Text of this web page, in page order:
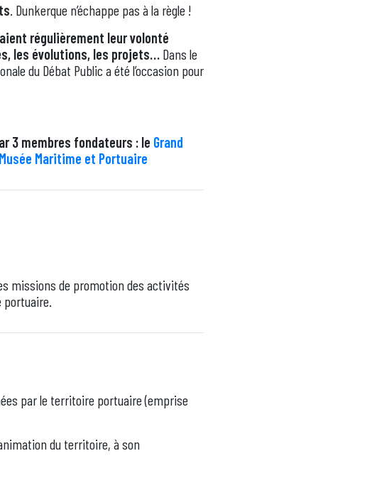
. Dunkerque n’échappe pas à la règle !
régulièrement leur volonté
les évolutions, les projets… Dans le
du Débat Public a été l’occasion pour
3 membres fondateurs : le Grand
Musée Maritime et Portuaire
missions de promotion des activités
portuaire.
par le territoire portuaire (emprise
du territoire, à son